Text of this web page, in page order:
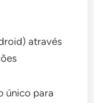
através
único para